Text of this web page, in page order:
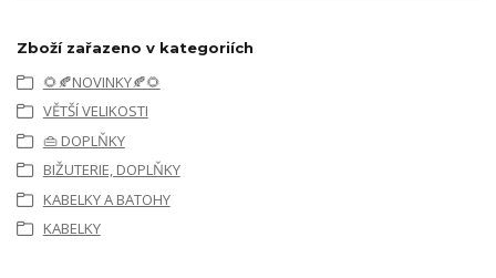
Zboží zařazeno v kategoriích
🌻🍂NOVINKY🍂🌻
VĚTŠÍ VELIKOSTI
👜 DOPLŇKY
BIŽUTERIE, DOPLŇKY
KABELKY A BATOHY
KABELKY